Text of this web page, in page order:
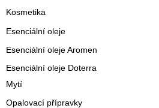
Kosmetika
Esenciální oleje
Esenciální oleje Aromen
Esenciální oleje Doterra
Mytí
Opalovací přípravky